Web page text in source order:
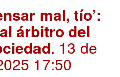
mal, tío’:
árbitro del
. 13 de
17:50